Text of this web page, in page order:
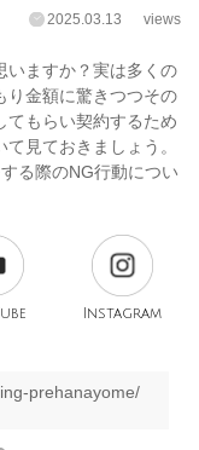
2025.03.13 views
いますか？実は多くの
り金額に驚きつつその
てもらい契約するため
見ておきましょう。
る際のNG行動につい
Instagram
prehanayome/